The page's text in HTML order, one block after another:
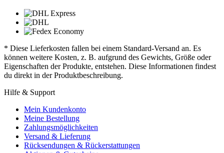
* Diese Lieferkosten fallen bei einem Standard-Versand an. Es
können weitere Kosten, z. B. aufgrund des Gewichts, Größe oder
Eigenschaften der Produkte, entstehen. Diese Informationen findest
du direkt in der Produktbeschreibung.
Hilfe & Support
Mein Kundenkonto
Meine Bestellung
Zahlungsmöglichkeiten
Versand & Lieferung
Rücksendungen & Rückerstattungen